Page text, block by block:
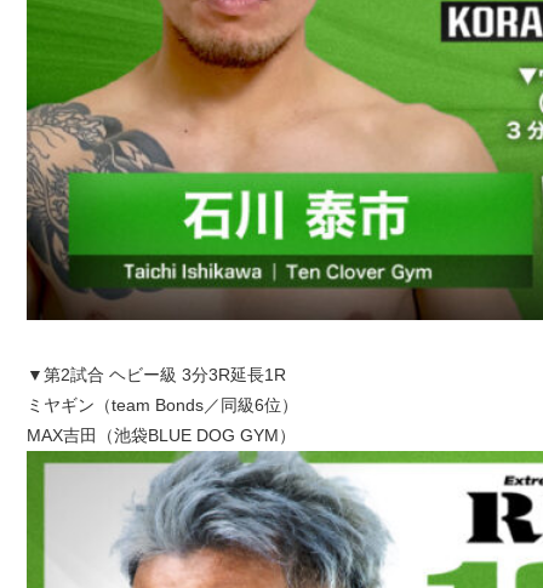
▼第2試合 ヘビー級 3分3R延長1R
ミヤギン（team Bonds／同級6位）
MAX吉田（池袋BLUE DOG GYM）